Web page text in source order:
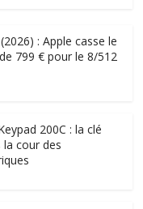
: Apple casse le
799 € pour le 8/512
200C : la clé
la cour des